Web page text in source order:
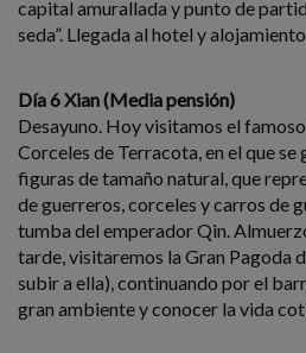
capital amurallada y punto de
seda”. Llegada al hotel y alojamiento.
Día 6 Xian (Media pensión)
Desayuno. Hoy visitamos el
Corceles de Terracota, en el que se
figuras de tamaño natural, que
de guerreros, corceles y carros de
tumba del emperador Qin.
tarde, visitaremos la Gran Pagoda
subir a ella), continuando por el
gran ambiente y conocer la vida